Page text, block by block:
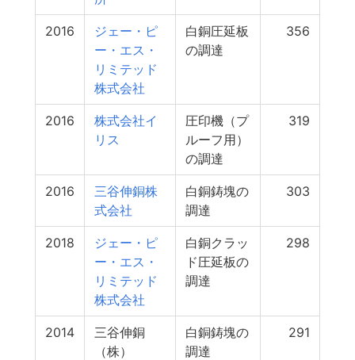
2016
ジェー・ピ
ー・エス・
リミテッド
株式会社
白銅圧延板
の調達
356
2016
株式会社イ
リス
圧印機（プ
ルーフ用）
の調達
319
2016
三谷伸銅株
式会社
白銅鋳塊の
調達
303
2018
ジェー・ピ
ー・エス・
リミテッド
株式会社
白銅クラッ
ド圧延板の
調達
298
2014
三谷伸銅
（株）
白銅鋳塊の
調達
291